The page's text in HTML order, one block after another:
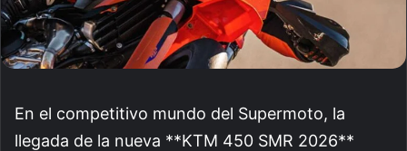
En el competitivo mundo del Supermoto, la
llegada de la nueva **KTM 450 SMR 2026**